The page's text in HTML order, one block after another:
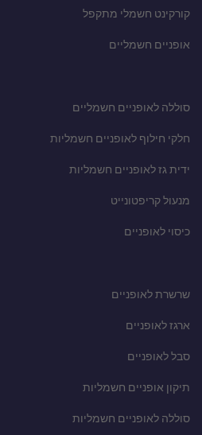
קורקינט חשמלי מתקפל
אופניים חשמליים
סוללה לאופניים חשמליים
חלקי חילוף לאופניים חשמליות
ידית גז לאופניים חשמליות
מנעול קריפטונייט
כיסוי לאופניים
שרשרת לאופניים
ארגז לאופניים
סבל לאופניים
תיקון אופניים חשמליות
סוללה לאופניים חשמליות